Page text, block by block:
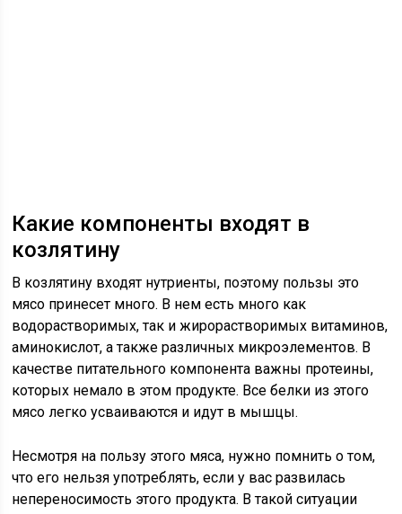
Какие компоненты входят в
козлятину
В козлятину входят нутриенты, поэтому пользы это
мясо принесет много. В нем есть много как
водорастворимых, так и жирорастворимых витаминов,
аминокислот, а также различных микроэлементов. В
качестве питательного компонента важны протеины,
которых немало в этом продукте. Все белки из этого
мясо легко усваиваются и идут в мышцы.
Несмотря на пользу этого мяса, нужно помнить о том,
что его нельзя употреблять, если у вас развилась
непереносимость этого продукта. В такой ситуации